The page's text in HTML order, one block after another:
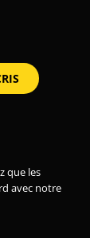
que les
avec notre